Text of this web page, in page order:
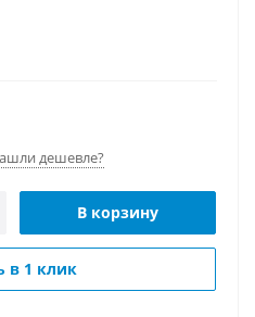
дешевле?
В корзину
в 1 клик